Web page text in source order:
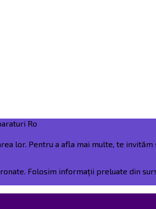
lor. Pentru a afla mai multe, te
Folosim informații preluate din